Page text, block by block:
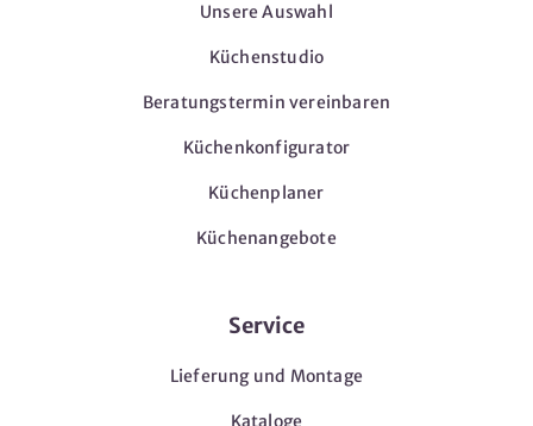
Unsere Auswahl
Küchenstudio
Beratungstermin vereinbaren
Küchenkonfigurator
Küchenplaner
Küchenangebote
Service
Lieferung und Montage